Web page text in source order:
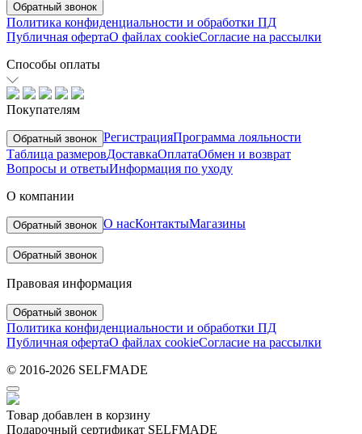
Обратный звонок
Политика конфиденциальности и обработки ПД
Публичная офертаО файлах cookieСогласие на рассылки
Способы оплаты
Покупателям
Обратный звонок РегистрацияПрограмма лояльности
Таблица размеровДоставкаОплатаОбмен и возврат
Вопросы и ответыИнформация по уходу
О компании
Обратный звонок О насКонтактыМагазины
Обратный звонок
Правовая информация
Обратный звонок
Политика конфиденциальности и обработки ПД
Публичная офертаО файлах cookieСогласие на рассылки
© 2016-2026 SELFMADE
Товар добавлен в корзину
Подарочный сертификат SELFMADE